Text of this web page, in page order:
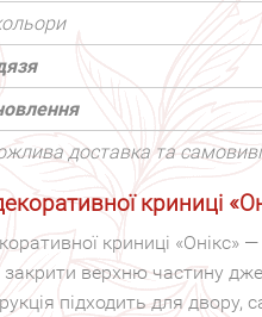
доставка та
криниці
криниці «Онікс»
верхню частину
підходить для двору,